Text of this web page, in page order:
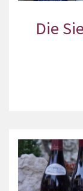
Die